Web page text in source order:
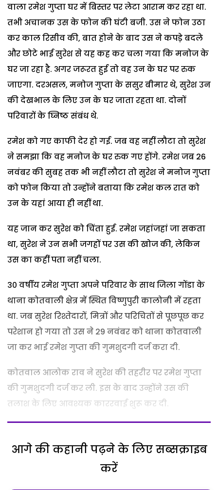
वाला रमेश गुप्ता घर में बिस्तर पर लेटा आराम कर रहा था.
तभी अचानक उस के फोन की घंटी बजी. उस ने फोन उठा
कर काल रिसीव की, बात होने के बाद उस ने कपडे़ बदले
और छोटे भाई सुरेश से यह कह कर चला गया कि मनोज के
घर जा रहा है. अगर जरूरत हुई तो वह उन के घर पर रुक
जाएगा. दरअसल, मनोज गुप्ता के ससुर बीमार थे, सुरेश उन
की देखभाल के लिए उन के घर जाता रहता था. दोनों
परिवारों के घ्निष्ठ संबंध थे.
रमेश को गए काफी देर हो गई. जब वह नहीं लौटा तो सुरेश
ने समझा कि वह मनोज के घर रुक गए होंगे. रमेश जब 26
नवंबर की सुबह तक भी नहीं लौटा तो सुरेश ने मनोज गुप्ता
को फोन किया तो उन्होंने बताया कि रमेश कल रात को
उन के यहां आया ही नहीं था.
यह जान कर सुरेश को चिंता हुई. रमेश जहांजहां जा सकता
था, सुरेश ने उन सभी जगहों पर उस की खोज की, लेकिन
उस का कहीं पता नहीं चला.
30 वर्षीय रमेश गुप्ता अपने परिवार के साथ जिला गोंडा के
थाना कोतवाली क्षेत्र में स्थित विष्णुपुरी कालोनी में रहता
था. जब सुरेश रिश्तेदारों, मित्रों और परिचितों से पूछपूछ कर
परेशान हो गया तो उस ने 29 नवंबर को थाना कोतवाली
जा कर भाई रमेश गुप्ता की गुमशुदगी दर्ज करा दी.
कोतवाल आलोक राव ने सुरेश की तहरीर पर रमेश गुप्ता
की गुमशुदगी दर्ज कर ली. इस के बाद उन्होंने उस की
तलाश के लिए आवश्यक काररवाई शुरू कर दी.
आगे की कहानी पढ़ने के लिए सब्सक्राइब
करें